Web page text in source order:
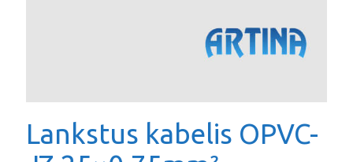
Lankstus kabelis OPVC-